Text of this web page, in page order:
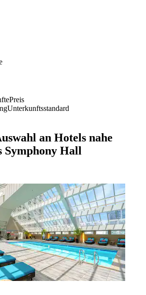
Preis
Unterkunftsstandard
an Hotels nahe
Symphony Hall